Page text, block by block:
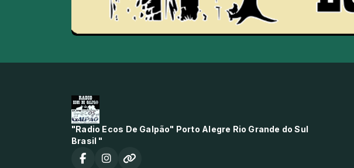
"Radio Ecos De Galpão" Porto Alegre Rio Grande do Sul
Brasil "